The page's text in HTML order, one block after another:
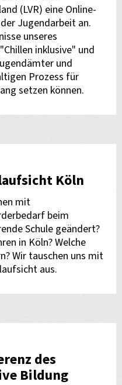
(LVR) eine Online-
Jugendarbeit an.
unseres
inklusive" und
und
Prozess für
setzen können.
Köln
mit
beim
Schule geändert?
in Köln? Welche
Wir tauschen uns mit
aus.
des
Bildung